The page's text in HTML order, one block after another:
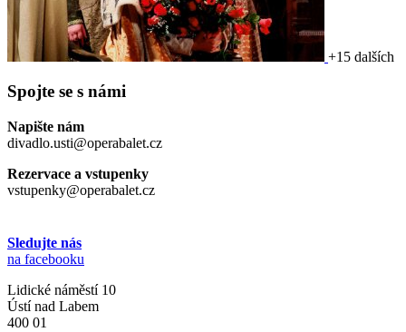
+15 dalších
Spojte se s námi
Napište nám
divadlo.usti@operabalet.cz
Rezervace a vstupenky
vstupenky@operabalet.cz
Sledujte nás
na facebooku
Lidické náměstí 10
Ústí nad Labem
400 01